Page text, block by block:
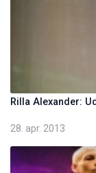
Rilla Alexander:
28. apr. 2013